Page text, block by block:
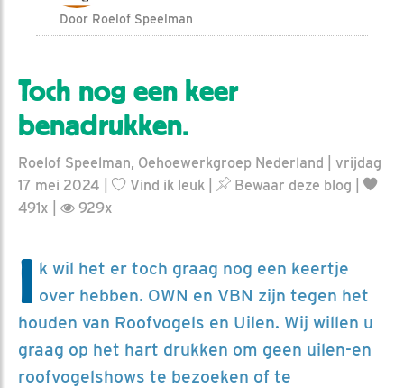
Door Roelof Speelman
Toch nog een keer
benadrukken.
Roelof Speelman, Oehoewerkgroep Nederland | vrijdag
17 mei 2024 |
Vind ik leuk Bewaar deze blog
491x |
929x
I k wil het er toch graag nog een keertje
over hebben. OWN en VBN zijn tegen het
houden van Roofvogels en Uilen. Wij willen u
graag op het hart drukken om geen uilen-en
roofvogelshows te bezoeken of te